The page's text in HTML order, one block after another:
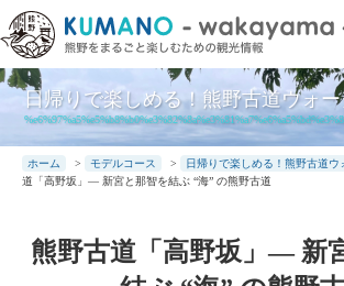
文
に
ッ
日帰りで楽しめる！熊野古道ウォ
ホーム > モデルコース > 日帰りで楽しめる！熊野古道ウ
道「高野坂」― 新宮と那智を結ぶ “海” の熊野古道
熊野古道「高野坂」― 新